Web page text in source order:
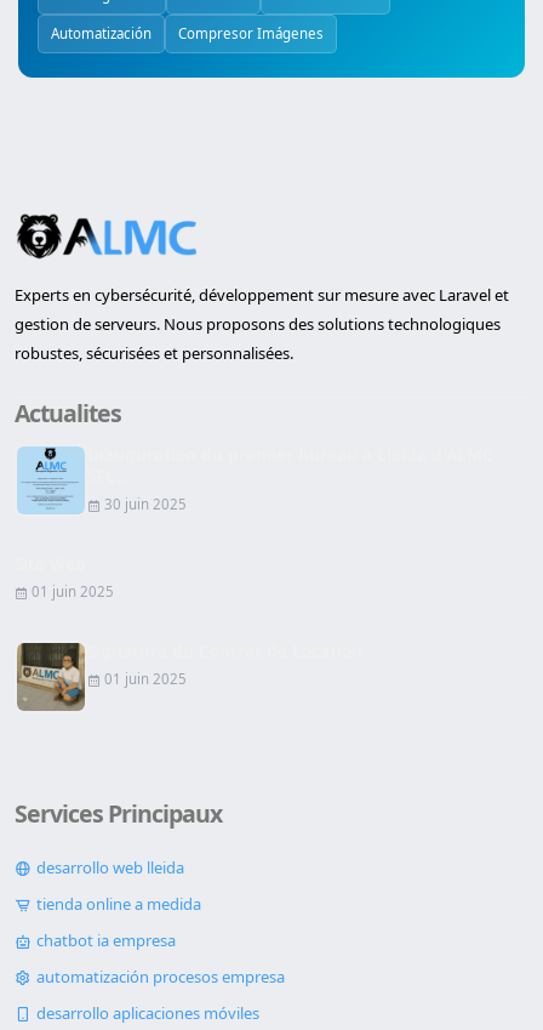
Automatización Compresor Imágenes
Experts en cybersécurité, développement sur mesure avec Laravel et
gestion de serveurs. Nous proposons des solutions technologiques
robustes, sécurisées et personnalisées.
Actualites
30 juin 2025
01 juin 2025
01 juin 2025
Services Principaux
desarrollo web lleida
tienda online a medida
chatbot ia empresa
automatización procesos empresa
desarrollo aplicaciones móviles